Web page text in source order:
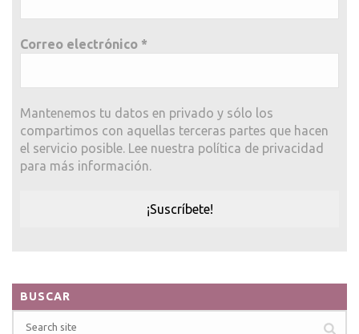
Correo electrónico *
Mantenemos tu datos en privado y sólo los
compartimos con aquellas terceras partes que hacen
el servicio posible. Lee nuestra política de privacidad
para más información.
BUSCAR